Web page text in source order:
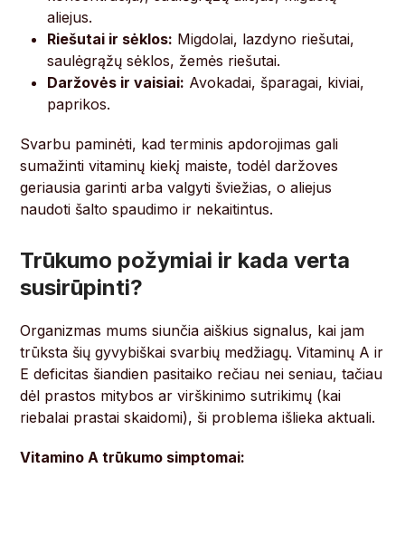
aliejus.
Riešutai ir sėklos: Migdolai, lazdyno riešutai,
saulėgrąžų sėklos, žemės riešutai.
Daržovės ir vaisiai: Avokadai, šparagai, kiviai,
paprikos.
Svarbu paminėti, kad terminis apdorojimas gali
sumažinti vitaminų kiekį maiste, todėl daržoves
geriausia garinti arba valgyti šviežias, o aliejus
naudoti šalto spaudimo ir nekaitintus.
Trūkumo požymiai ir kada verta
susirūpinti?
Organizmas mums siunčia aiškius signalus, kai jam
trūksta šių gyvybiškai svarbių medžiagų. Vitaminų A ir
E deficitas šiandien pasitaiko rečiau nei seniau, tačiau
dėl prastos mitybos ar virškinimo sutrikimų (kai
riebalai prastai skaidomi), ši problema išlieka aktuali.
Vitamino A trūkumo simptomai: